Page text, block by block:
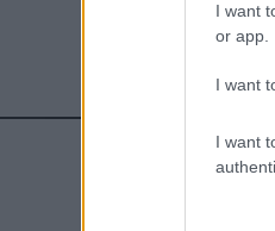
I want
or app.
I want
I want